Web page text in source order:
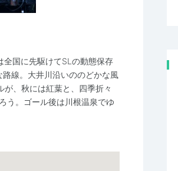
全国に先駆けてSLの動態保存
線。大井川沿いののどかな風
、秋には紅葉と、四季折々
う。ゴール後は川根温泉でゆ